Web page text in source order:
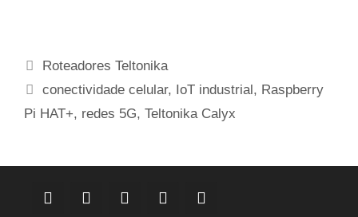
Categorias
Roteadores Teltonika
Etiquetas
conectividade celular, IoT industrial , Raspberry
Pi HAT+, redes 5G, Teltonika Calyx